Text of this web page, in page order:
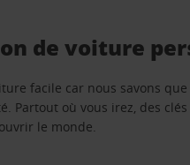
de voiture
facile car nous savons
Partout où vous irez, des
le monde.